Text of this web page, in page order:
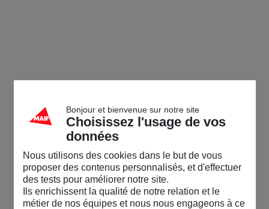
Bonjour et bienvenue sur notre site
Choisissez l'usage de vos
données
Nous utilisons des cookies dans le but de vous
proposer des contenus personnalisés, et d'effectuer
des tests pour améliorer notre site.
Ils enrichissent la qualité de notre relation et le
métier de nos équipes et nous nous engageons à ce